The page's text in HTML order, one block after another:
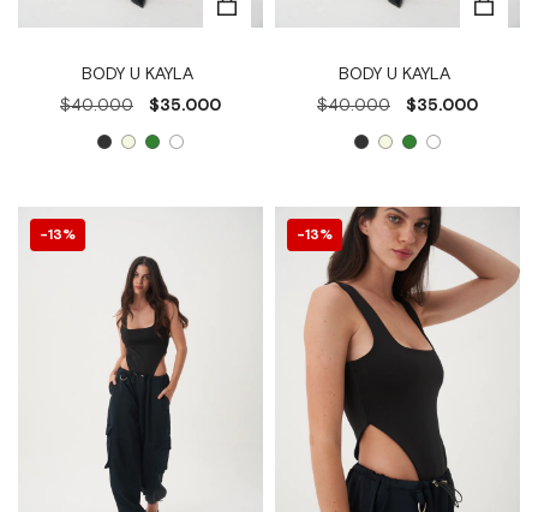
BODY U KAYLA
$40.000
$35.000
BODY U KAYLA
$40.000
$35.000
13% 13%